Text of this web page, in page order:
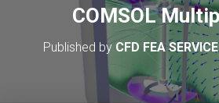
COMSOL
Published byCFD FEA SERVICE